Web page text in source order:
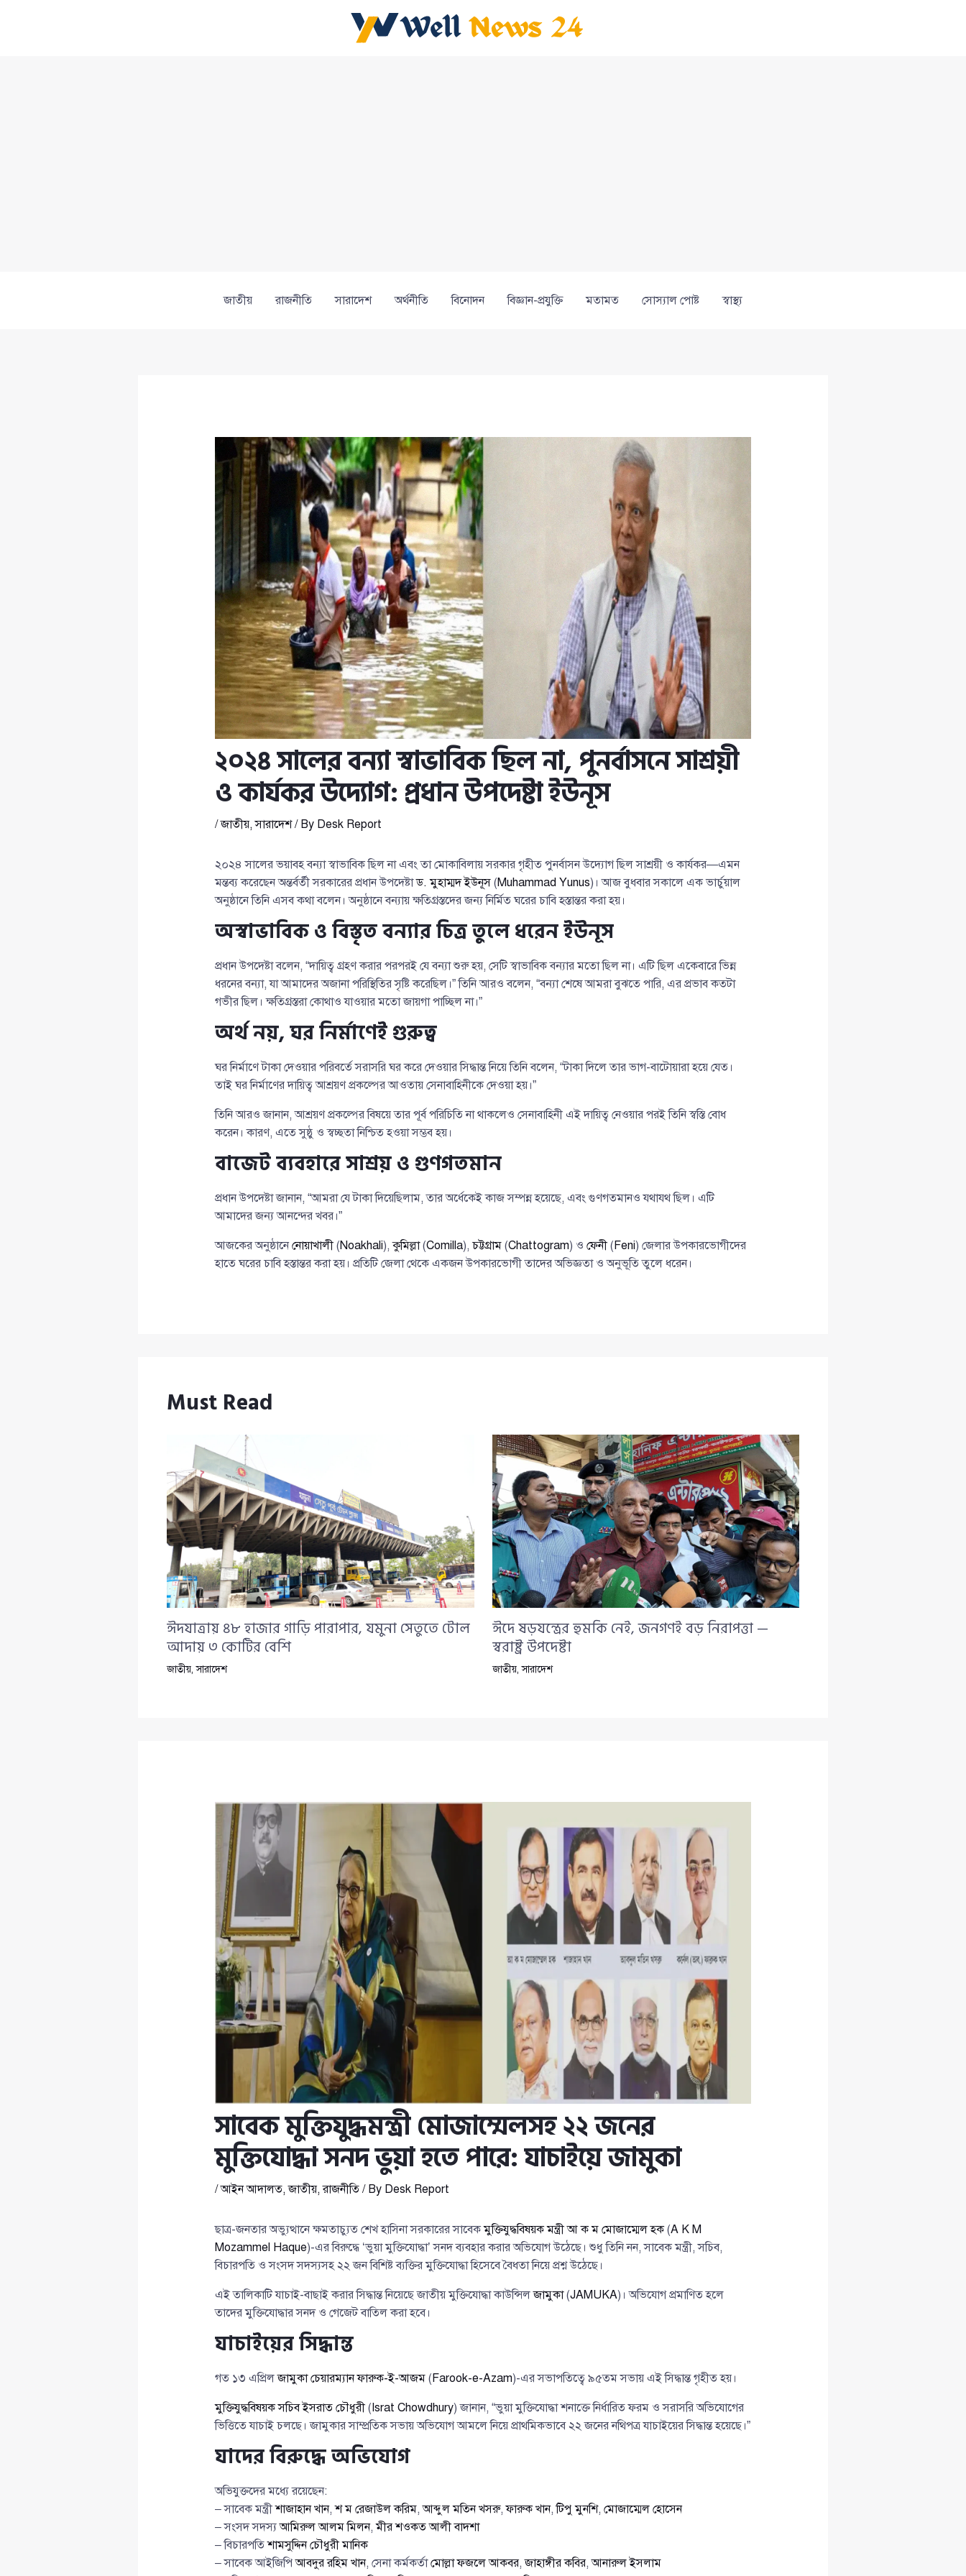
জাতীয় রাজনীতি সারাদেশ অর্থনীতি বিনোদন বিজ্ঞান-প্রযুক্তি মতামত সোস্যাল পোষ্ট স্বাস্থ্য
২০২৪ সালের বন্যা স্বাভাবিক ছিল না, পুনর্বাসনে সাশ্রয়ী
ও কার্যকর উদ্যোগ: প্রধান উপদেষ্টা ইউনূস
/জাতীয়,সারাদেশ/ By Desk Report
২০২৪ সালের ভয়াবহ বন্যা স্বাভাবিক ছিল না এবং তা মোকাবিলায় সরকার গৃহীত পুনর্বাসন উদ্যোগ ছিল সাশ্রয়ী ও কার্যকর—এমন
মন্তব্য করেছেন অন্তর্বর্তী সরকারের প্রধান উপদেষ্টাড. মুহাম্মদ ইউনূস(Muhammad Yunus)। আজ বুধবার সকালে এক ভার্চুয়াল
অনুষ্ঠানে তিনি এসব কথা বলেন। অনুষ্ঠানে বন্যায় ক্ষতিগ্রস্তদের জন্য নির্মিত ঘরের চাবি হস্তান্তর করা হয়।
অস্বাভাবিক ও বিস্তৃত বন্যার চিত্র তুলে ধরেন ইউনূস
প্রধান উপদেষ্টা বলেন, “দায়িত্ব গ্রহণ করার পরপরই যে বন্যা শুরু হয়, সেটি স্বাভাবিক বন্যার মতো ছিল না। এটি ছিল একেবারে ভিন্ন
ধরনের বন্যা, যা আমাদের অজানা পরিস্থিতির সৃষ্টি করেছিল।” তিনি আরও বলেন, “বন্যা শেষে আমরা বুঝতে পারি, এর প্রভাব কতটা
গভীর ছিল। ক্ষতিগ্রস্তরা কোথাও যাওয়ার মতো জায়গা পাচ্ছিল না।”
অর্থ নয়, ঘর নির্মাণেই গুরুত্ব
ঘর নির্মাণে টাকা দেওয়ার পরিবর্তে সরাসরি ঘর করে দেওয়ার সিদ্ধান্ত নিয়ে তিনি বলেন, “টাকা দিলে তার ভাগ-বাটোয়ারা হয়ে যেত।
তাই ঘর নির্মাণের দায়িত্ব আশ্রয়ণ প্রকল্পের আওতায় সেনাবাহিনীকে দেওয়া হয়।”
তিনি আরও জানান, আশ্রয়ণ প্রকল্পের বিষয়ে তার পূর্ব পরিচিতি না থাকলেও সেনাবাহিনী এই দায়িত্ব নেওয়ার পরই তিনি স্বস্তি বোধ
করেন। কারণ, এতে সুষ্ঠু ও স্বচ্ছতা নিশ্চিত হওয়া সম্ভব হয়।
বাজেট ব্যবহারে সাশ্রয় ও গুণগতমান
প্রধান উপদেষ্টা জানান, “আমরা যে টাকা দিয়েছিলাম, তার অর্ধেকেই কাজ সম্পন্ন হয়েছে, এবং গুণগতমানও যথাযথ ছিল। এটি
আমাদের জন্য আনন্দের খবর।”
আজকের অনুষ্ঠানেনোয়াখালী(Noakhali),কুমিল্লা(Comilla),চট্টগ্রাম(Chattogram) ও ফেনী(Feni) জেলার উপকারভোগীদের
হাতে ঘরের চাবি হস্তান্তর করা হয়। প্রতিটি জেলা থেকে একজন উপকারভোগী তাদের অভিজ্ঞতা ও অনুভূতি তুলে ধরেন।
Must Read
ঈদযাত্রায় ৪৮ হাজার গাড়ি পারাপার, যমুনা সেতুতে টোল
আদায় ৩ কোটির বেশি
জাতীয়,সারাদেশ
ঈদে ষড়যন্ত্রের হুমকি নেই, জনগণই বড় নিরাপত্তা —
স্বরাষ্ট্র উপদেষ্টা
জাতীয়,সারাদেশ
সাবেক মুক্তিযুদ্ধমন্ত্রী মোজাম্মেলসহ ২২ জনের
মুক্তিযোদ্ধা সনদ ভুয়া হতে পারে: যাচাইয়ে জামুকা
/আইন আদালত,জাতীয়,রাজনীতি/ By Desk Report
ছাত্র-জনতার অভ্যুত্থানে ক্ষমতাচ্যুত শেখ হাসিনা সরকারের সাবেকমুক্তিযুদ্ধবিষয়ক মন্ত্রী আ ক ম মোজাম্মেল হক(A K M
Mozammel Haque)-এর বিরুদ্ধে ‘ভুয়া মুক্তিযোদ্ধা’ সনদ ব্যবহার করার অভিযোগ উঠেছে। শুধু তিনি নন, সাবেক মন্ত্রী, সচিব,
বিচারপতি ও সংসদ সদস্যসহ ২২ জন বিশিষ্ট ব্যক্তির মুক্তিযোদ্ধা হিসেবে বৈধতা নিয়ে প্রশ্ন উঠেছে।
এই তালিকাটি যাচাই-বাছাই করার সিদ্ধান্ত নিয়েছে জাতীয় মুক্তিযোদ্ধা কাউন্সিলজামুকা(JAMUKA)। অভিযোগ প্রমাণিত হলে
তাদের মুক্তিযোদ্ধার সনদ ও গেজেট বাতিল করা হবে।
যাচাইয়ের সিদ্ধান্ত
গত ১৩ এপ্রিলজামুকা চেয়ারম্যান ফারুক-ই-আজম(Farook-e-Azam)-এর সভাপতিত্বে ৯৫তম সভায় এই সিদ্ধান্ত গৃহীত হয়।
মুক্তিযুদ্ধবিষয়ক সচিব ইসরাত চৌধুরী(Israt Chowdhury) জানান, “ভুয়া মুক্তিযোদ্ধা শনাক্তে নির্ধারিত ফরম ও সরাসরি অভিযোগের
ভিত্তিতে যাচাই চলছে। জামুকার সাম্প্রতিক সভায় অভিযোগ আমলে নিয়ে প্রাথমিকভাবে ২২ জনের নথিপত্র যাচাইয়ের সিদ্ধান্ত হয়েছে।”
যাদের বিরুদ্ধে অভিযোগ
অভিযুক্তদের মধ্যে রয়েছেন:
– সাবেক মন্ত্রীশাজাহান খান,শ ম রেজাউল করিম,আব্দুল মতিন খসরু,ফারুক খান,টিপু মুনশি, মোজাম্মেল হোসেন
– সংসদ সদস্যআমিরুল আলম মিলন,মীর শওকত আলী বাদশা
– বিচারপতিশামসুদ্দিন চৌধুরী মানিক
– সাবেক আইজিপিআবদুর রহিম খান, সেনা কর্মকর্তামোল্লা ফজলে আকবর,জাহাঙ্গীর কবির,আনারুল ইসলাম